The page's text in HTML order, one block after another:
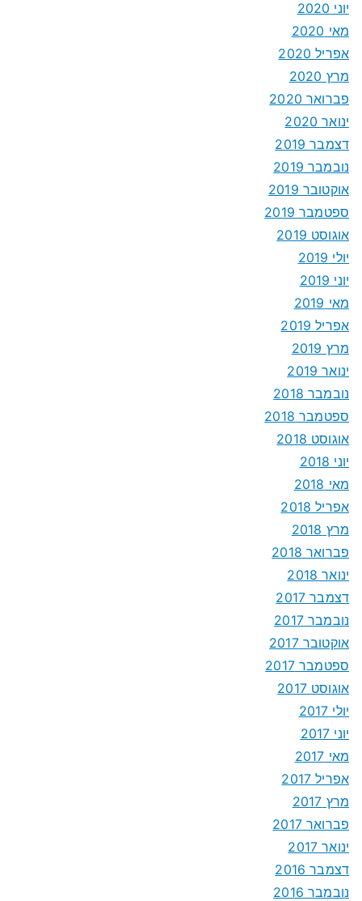
יוני 2020
מאי 2020
אפריל 2020
מרץ 2020
פברואר 2020
ינואר 2020
דצמבר 2019
נובמבר 2019
אוקטובר 2019
ספטמבר 2019
אוגוסט 2019
יולי 2019
יוני 2019
מאי 2019
אפריל 2019
מרץ 2019
ינואר 2019
נובמבר 2018
ספטמבר 2018
אוגוסט 2018
יוני 2018
מאי 2018
אפריל 2018
מרץ 2018
פברואר 2018
ינואר 2018
דצמבר 2017
נובמבר 2017
אוקטובר 2017
ספטמבר 2017
אוגוסט 2017
יולי 2017
יוני 2017
מאי 2017
אפריל 2017
מרץ 2017
פברואר 2017
ינואר 2017
דצמבר 2016
נובמבר 2016